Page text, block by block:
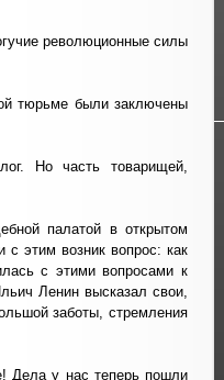
революционные силы
тюрьме были заключены
Но часть товарищей,
палатой в открытом
этим возник вопрос: как
с этими вопросами к
Ленин высказал свои,
заботы, стремления
Дела у нас теперь пошли